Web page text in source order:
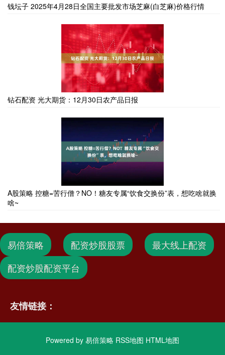
钱坛子 2025年4月28日全国主要批发市场芝麻(白芝麻)价格行情
钻石配资 光大期货：12月30日农产品日报
A股策略 控糖=苦行僧？NO！糖友专属“饮食交换份”表，想吃啥就换
啥~
易倍策略 配资炒股股票
最大线上配资
配资炒股配资平台
友情链接：
Powered by 易倍策略 RSS地图 HTML地图